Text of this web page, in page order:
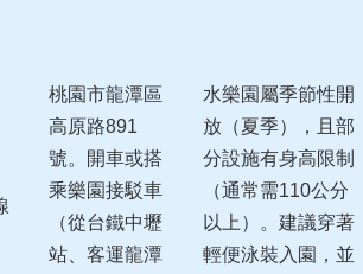
桃園市龍潭區
高原路891
號。開車或搭
乘樂園接駁車
（從台鐵中壢
站、客運龍潭
水樂園屬季節性開
放（夏季），且部
分設施有身高限制
（通常需110公分
以上）。建議穿著
輕便泳裝入園，並